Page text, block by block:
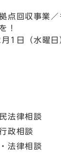
点回収事業／
！
日（水曜日
法律相談
政相談
法律相談